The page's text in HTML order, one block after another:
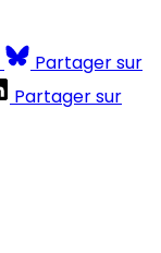
Partager sur
Partager sur